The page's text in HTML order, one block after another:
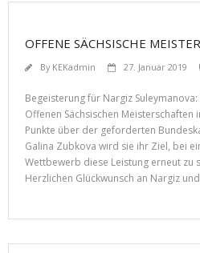
OFFENE SÄCHSISCHE
By KEKadmin 27. Januar 2019
Begeisterung für Nargiz
Offenen Sächsischen Meisterschaften
Punkte über der geforderten
Galina Zubkova wird sie ihr Ziel, bei
Wettbewerb diese Leistung erneut zu
Herzlichen Glückwunsch an Nargiz